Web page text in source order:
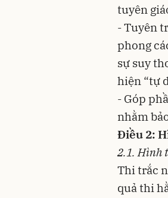
tuyên
- Tuyên
phong
sự suy
hiện “tự
- Góp
nhằm
Điều 2:
2.1. Hình
Thi trắc
quả thi